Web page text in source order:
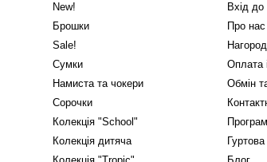
New!
Брошки
Sale!
Сумки
Намиста та чокери
Сорочки
Колекція "School"
Колекція дитяча
Вхід до
Про нас
Оплата
Обмін